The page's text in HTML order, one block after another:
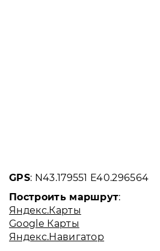
GPS: N43.179551 E40.296564
Построить маршрут:
Яндекс.Карты
Google Карты
Яндекс.Навигатор